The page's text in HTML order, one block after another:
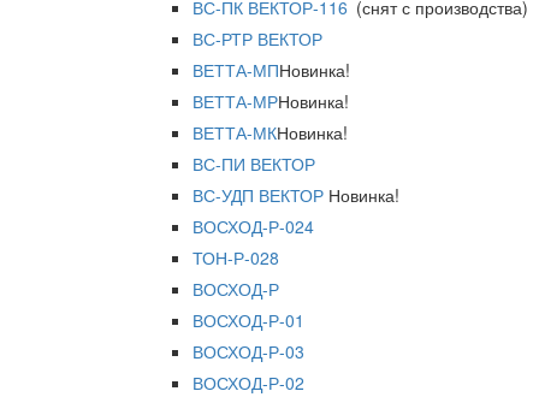
ВС-ПК ВЕКТОР-116 (снят с производства)
ВС-РТР ВЕКТОР
ВЕТТА-МПНовинка!
ВЕТТА-МРНовинка!
ВЕТТА-МКНовинка!
ВС-ПИ ВЕКТОР
ВС-УДП ВЕКТОР Новинка!
ВОСХОД-Р-024
ТОН-Р-028
ВОСХОД-Р
ВОСХОД-Р-01
ВОСХОД-Р-03
ВОСХОД-Р-02